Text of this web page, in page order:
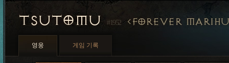
TSUTOMU #1952 FOREVER
영웅 게임 기록